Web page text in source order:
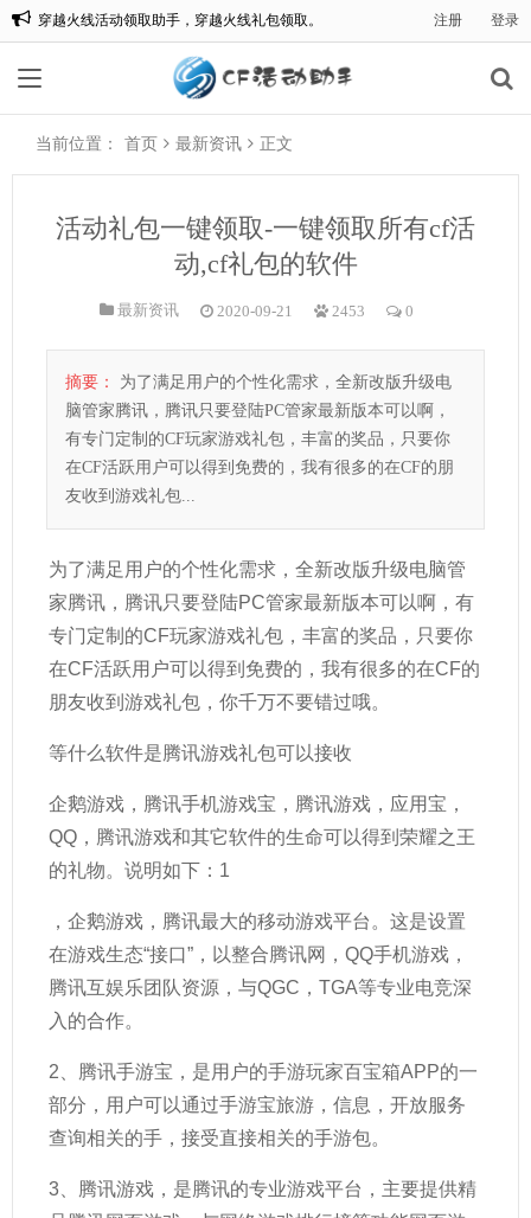
穿越火线活动领取助手，穿越火线礼包领取。
欢迎来到:CF一键领取，CF活动助手一键领取。
注册 登录
当前位置： 首页 最新资讯 正文
活动礼包一键领取-一键领取所有cf活
动,cf礼包的软件
最新资讯 2020-09-21 2453 0
摘要：
为了满足用户的个性化需求，全新改版升级电
脑管家腾讯，腾讯只要登陆PC管家最新版本可以啊，
有专门定制的CF玩家游戏礼包，丰富的奖品，只要你
在CF活跃用户可以得到免费的，我有很多的在CF的朋
友收到游戏礼包...
为了满足用户的个性化需求，全新改版升级电脑管
家腾讯，腾讯只要登陆PC管家最新版本可以啊，有
专门定制的CF玩家游戏礼包，丰富的奖品，只要你
在CF活跃用户可以得到免费的，我有很多的在CF的
朋友收到游戏礼包，你千万不要错过哦。
等什么软件是腾讯游戏礼包可以接收
企鹅游戏，腾讯手机游戏宝，腾讯游戏，应用宝，
QQ，腾讯游戏和其它软件的生命可以得到荣耀之王
的礼物。说明如下：1
，企鹅游戏，腾讯最大的移动游戏平台。这是设置
在游戏生态“接口”，以整合腾讯网，QQ手机游戏，
腾讯互娱乐团队资源，与QGC，TGA等专业电竞深
入的合作。
2、腾讯手游宝，是用户的手游玩家百宝箱APP的一
部分，用户可以通过手游宝旅游，信息，开放服务
查询相关的手，接受直接相关的手游包。
3、腾讯游戏，是腾讯的专业游戏平台，主要提供精